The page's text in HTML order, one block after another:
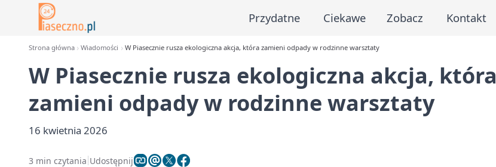
Przydatne Ciekawe Zobacz Kontakt
Strona główna Wiadomości W Piasecznie rusza ekologiczna akcja, która zamieni odpady w rodzinne warsztaty
W Piasecznie rusza ekologiczna akcja, która
zamieni odpady w rodzinne warsztaty
16 kwietnia 2026
3 min czytania Udostępnij